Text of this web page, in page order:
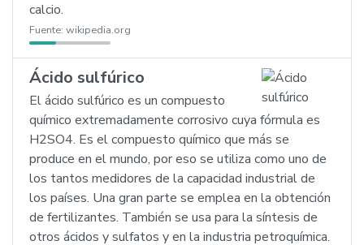
calcio.
Fuente: wikipedia.org
Ácido sulfúrico
El ácido sulfúrico es un compuesto
químico extremadamente corrosivo cuya fórmula es
H2SO4. Es el compuesto químico que más se
produce en el mundo, por eso se utiliza como uno de
los tantos medidores de la capacidad industrial de
los países. Una gran parte se emplea en la obtención
de fertilizantes. También se usa para la síntesis de
otros ácidos y sulfatos y en la industria petroquímica.